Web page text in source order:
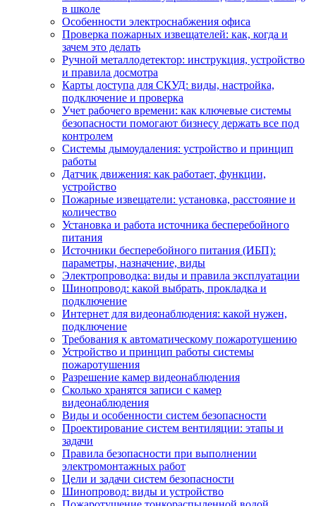
в школе
Особенности электроснабжения офиса
Проверка пожарных извещателей: как, когда и
зачем это делать
Ручной металлодетектор: инструкция, устройство
и правила досмотра
Карты доступа для СКУД: виды, настройка,
подключение и проверка
Учет рабочего времени: как ключевые системы
безопасности помогают бизнесу держать все под
контролем
Системы дымоудаления: устройство и принцип
работы
Датчик движения: как работает, функции,
устройство
Пожарные извещатели: установка, расстояние и
количество
Установка и работа источника бесперебойного
питания
Источники бесперебойного питания (ИБП):
параметры, назначение, виды
Электропроводка: виды и правила эксплуатации
Шинопровод: какой выбрать, прокладка и
подключение
Интернет для видеонаблюдения: какой нужен,
подключение
Требования к автоматическому пожаротушению
Устройство и принцип работы системы
пожаротушения
Разрешение камер видеонаблюдения
Сколько хранятся записи с камер
видеонаблюдения
Виды и особенности систем безопасности
Проектирование систем вентиляции: этапы и
задачи
Правила безопасности при выполнении
электромонтажных работ
Цели и задачи систем безопасности
Шинопровод: виды и устройство